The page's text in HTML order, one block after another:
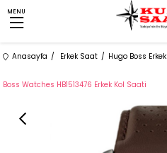
MENU
Anasayfa Erkek Saat Hugo Boss Erkek
Boss Watches HB1513476 Erkek Kol Saati